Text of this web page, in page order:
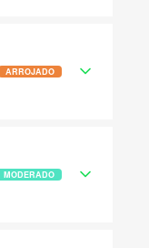
ARROJADO
MODERADO